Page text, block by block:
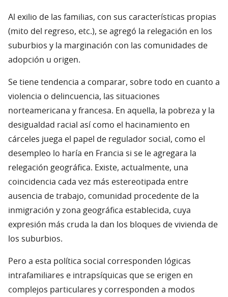
Al exilio de las familias, con sus características propias
(mito del regreso, etc.), se agregó la relegación en los
suburbios y la marginación con las comunidades de
adopción u origen.
Se tiene tendencia a comparar, sobre todo en cuanto a
violencia o delincuencia, las situaciones
norteamericana y francesa. En aquella, la pobreza y la
desigualdad racial así como el hacinamiento en
cárceles juega el papel de regulador social, como el
desempleo lo haría en Francia si se le agregara la
relegación geográfica. Existe, actualmente, una
coincidencia cada vez más estereotipada entre
ausencia de trabajo, comunidad procedente de la
inmigración y zona geográfica establecida, cuya
expresión más cruda la dan los bloques de vivienda de
los suburbios.
Pero a esta política social corresponden lógicas
intrafamiliares e intrapsíquicas que se erigen en
complejos particulares y corresponden a modos